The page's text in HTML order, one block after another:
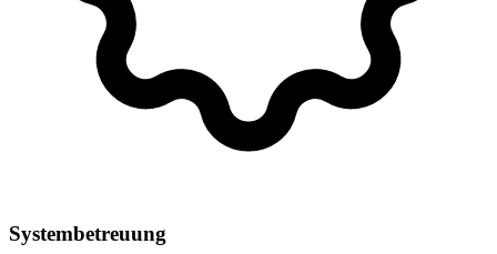
Systembetreuung